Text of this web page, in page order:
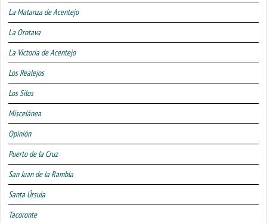
La Matanza de Acentejo
La Orotava
La Victoria de Acentejo
Los Realejos
Los Silos
Miscelánea
Opinión
Puerto de la Cruz
San Juan de la Rambla
Santa Úrsula
Tacoronte